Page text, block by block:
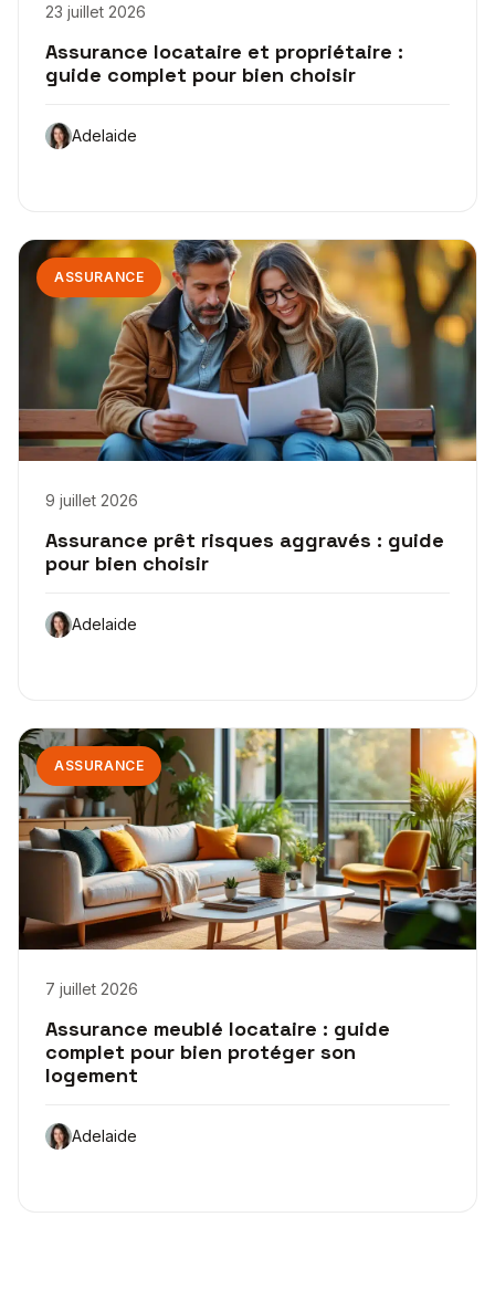
23 juillet 2026
Assurance locataire et propriétaire :
guide complet pour bien choisir
Adelaide
ASSURANCE
9 juillet 2026
Assurance prêt risques aggravés : guide
pour bien choisir
Adelaide
ASSURANCE
7 juillet 2026
Assurance meublé locataire : guide
complet pour bien protéger son
logement
Adelaide